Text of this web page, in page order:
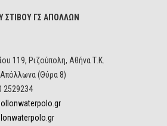
ΓΣ ΑΠΟΛΛΩΝ
119, Ριζούπολη, Αθήνα Τ.Κ.
(Θύρα 8)
2529234